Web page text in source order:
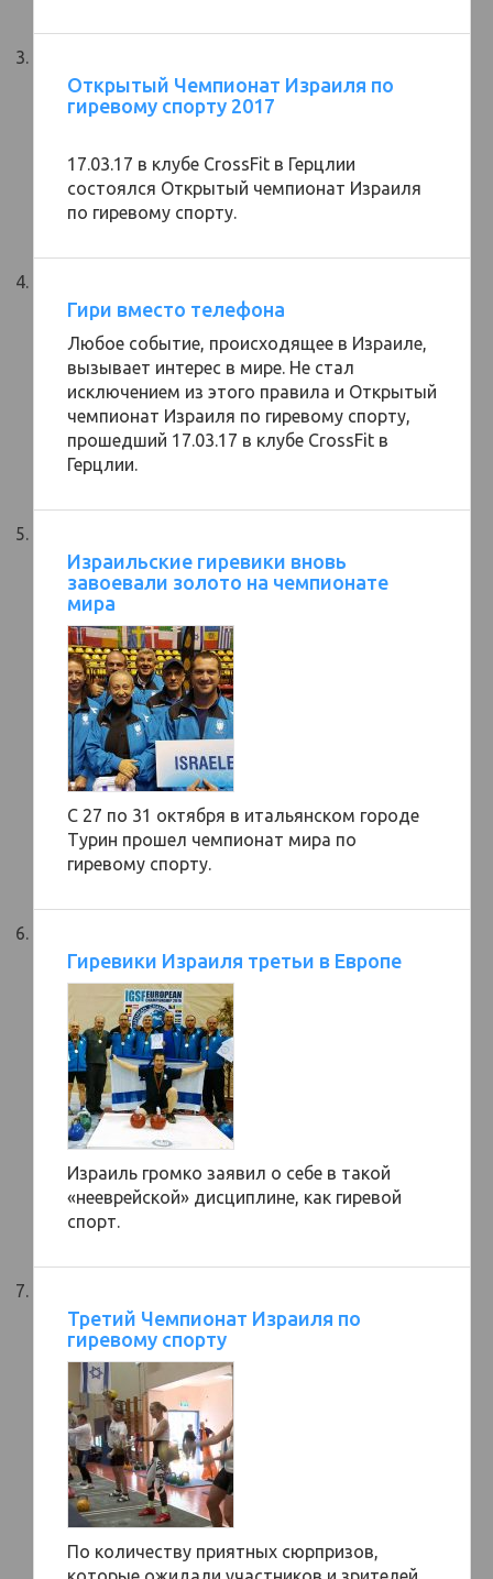
Открытый Чемпионат Израиля по
гиревому спорту 2017
17.03.17 в клубе CrossFit в Герцлии
состоялся Открытый чемпионат Израиля
по гиревому спорту.
Гири вместо телефона
Любое событие, происходящее в Израиле,
вызывает интерес в мире. Не стал
исключением из этого правила и Открытый
чемпионат Израиля по гиревому спорту,
прошедший 17.03.17 в клубе CrossFit в
Герцлии.
Израильские гиревики вновь
завоевали золото на чемпионате
мира
С 27 по 31 октября в итальянском городе
Турин прошел чемпионат мира по
гиревому спорту.
Гиревики Израиля третьи в Европе
Израиль громко заявил о себе в такой
«нееврейской» дисциплине, как гиревой
спорт.
Третий Чемпионат Израиля по
гиревому спорту
По количеству приятных сюрпризов,